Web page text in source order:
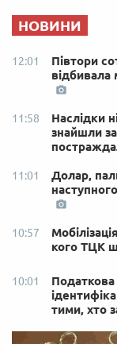
НОВИНИ
12:01
Півтори
відбивала
11:58
Наслідки
знайшли
11:01
Долар,
10:57
кого ТЦК
10:01
тими, хто